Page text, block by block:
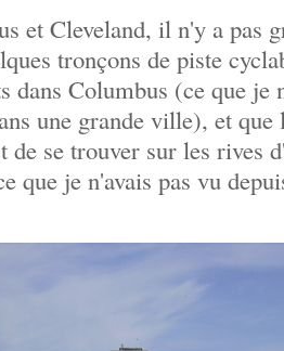
et Cleveland, il n'y a pas
tronçons de piste
dans Columbus (ce que je
une grande ville), et
de se trouver sur les rives
que je n'avais pas vu